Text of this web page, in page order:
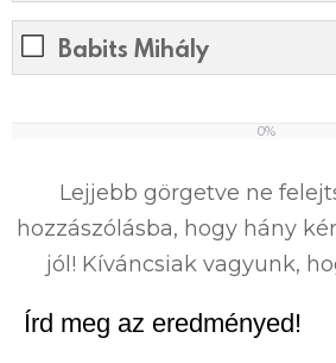
Babits Mihály
0%
Lejjebb görgetve ne
hozzászólásba, hogy hány
jól! Kíváncsiak vagyunk,
Írd meg az eredményed!